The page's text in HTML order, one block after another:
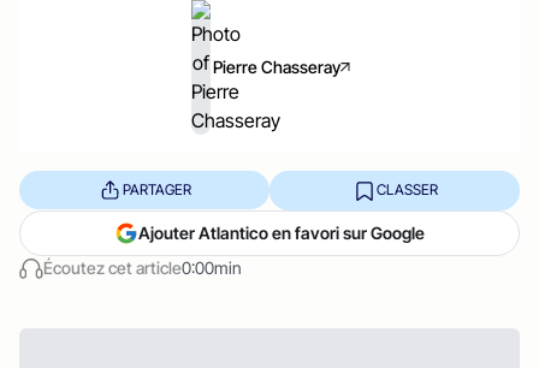
Pierre Chasseray
Écoutez cet article0:00min
PARTAGER CLASSER
Ajouter Atlantico en favori sur Google